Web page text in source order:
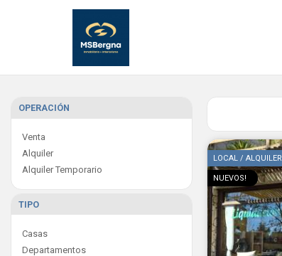
OPERACIÓN
Venta
Alquiler
Alquiler Temporario
TIPO
Casas
Departamentos
LOCAL / ALQUILER
NUEVOS!